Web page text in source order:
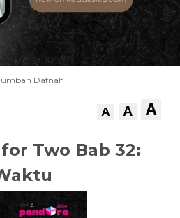
Dafnah
A A A
Two Bab 32: